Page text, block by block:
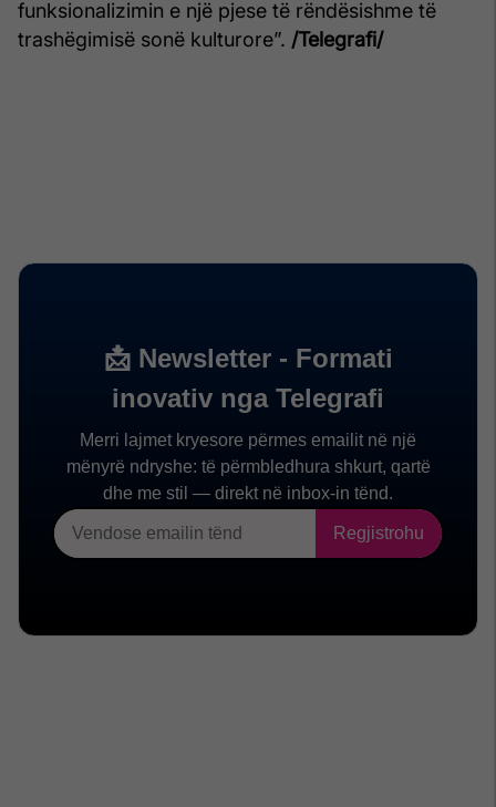
funksionalizimin e një pjese të rëndësishme të
trashëgimisë sonë kulturore”. /Telegrafi/